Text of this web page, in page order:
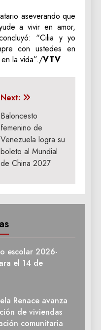
aseverando que
a vivir en amor,
“Cilia y yo
con ustedes en
la vida”./VTV
Next:
Baloncesto
femenino de
Venezuela logra su
boleto al Mundial
de China 2027
escolar 2026-
el 14 de
Renace avanza
de viviendas
comunitaria